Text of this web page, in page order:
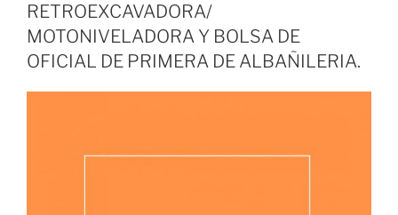
RETROEXCAVADORA/
MOTONIVELADORA Y BOLSA DE
OFICIAL DE PRIMERA DE ALBAÑILERIA.